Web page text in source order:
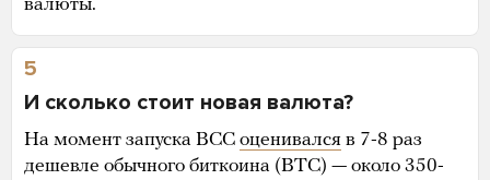
валюты.
5
И сколько стоит новая валюта?
На момент запуска BCC оценивался в 7-8 раз
дешевле обычного биткоина (BTC) — около 350-